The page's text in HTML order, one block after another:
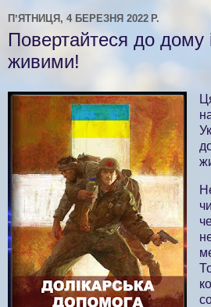
ПʼЯТНИЦЯ, 4 БЕРЕЗНЯ 2022 Р.
Повертайтеся до дому
живими!